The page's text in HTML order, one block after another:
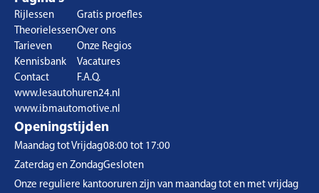
Rijlessen
Theorielessen
Tarieven
Kennisbank
Contact
Gratis proefles
Over ons
Onze Regios
Vacatures
F.A.Q.
www.lesautohuren24.nl
www.ibmautomotive.nl
Openingstijden
Maandag tot Vrijdag
Zaterdag en Zondag
08:00 tot 17:00
Gesloten
Onze reguliere kantooruren zijn van maandag tot en met vrijdag